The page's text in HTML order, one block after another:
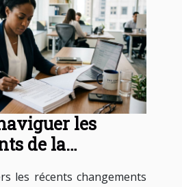
les
de la
les récents changements